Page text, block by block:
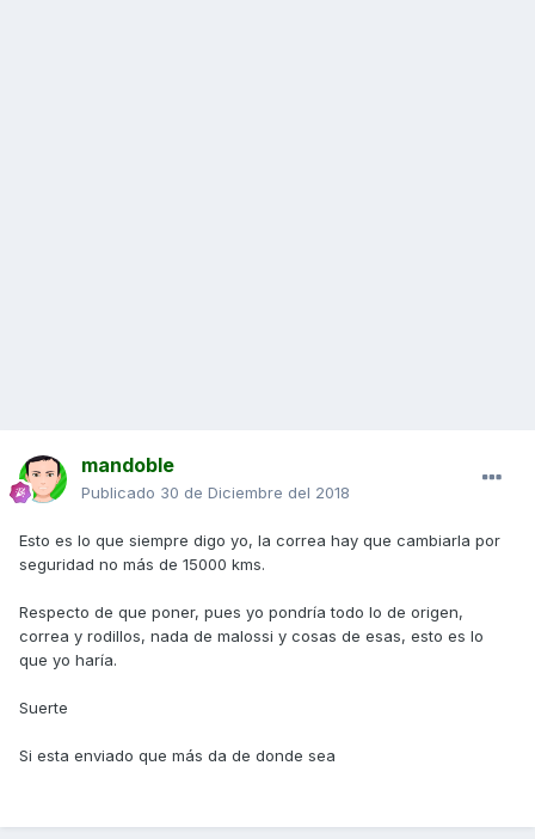
mandoble
Publicado 30 de Diciembre del 2018
Esto es lo que siempre digo yo, la correa hay que cambiarla por
seguridad no más de 15000 kms.
Respecto de que poner, pues yo pondría todo lo de origen,
correa y rodillos, nada de malossi y cosas de esas, esto es lo
que yo haría.
Suerte
Si esta enviado que más da de donde sea